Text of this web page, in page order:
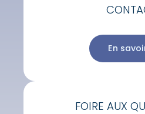
En
FOIRE AUX